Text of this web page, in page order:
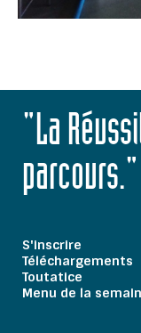
"La
parcours."
S'inscrire
Téléchargements
Toutatice
Menu de la